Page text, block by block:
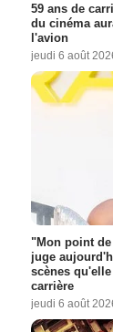
59 ans de
du cinéma
l'avion
jeudi 6 août
"Mon point
juge
scènes
carrière
jeudi 6 août